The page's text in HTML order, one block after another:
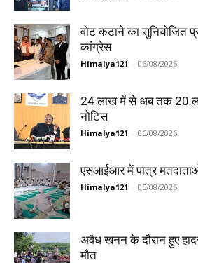
वोट कटाने का सुनियोजित
कांग्रेस
Himalya121 - 06/08/2026
24 लाख में से अब तक 20
नोटिस
Himalya121 - 06/08/2026
एसआईआर में पात्र
Himalya121 - 05/08/2026
अवैध खनन के दौरान हुए
मौत